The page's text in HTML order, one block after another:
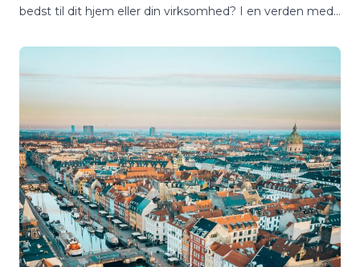
bedst til dit hjem eller din virksomhed? I en verden med
rundt i, hvordan man sikrer sig adgang til rent og sikkert